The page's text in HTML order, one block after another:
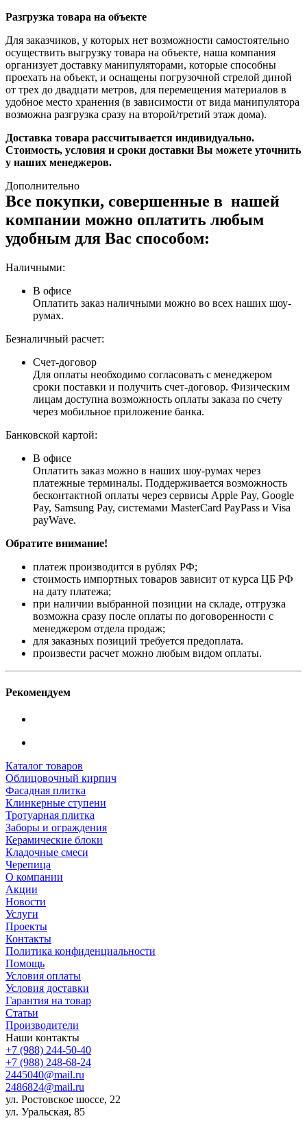
Разгрузка товара на объекте
Для заказчиков, у которых нет возможности самостоятельно
осуществить выгрузку товара на объекте, наша компания
организует доставку манипуляторами, которые способны
проехать на объект, и оснащены погрузочной стрелой диной
от трех до двадцати метров, для перемещения материалов в
удобное место хранения (в зависимости от вида манипулятора
возможна разгрузка сразу на второй/третий этаж дома).
Доставка товара рассчитывается индивидуально.
Стоимость, условия и сроки доставки Вы можете уточнить
у наших менеджеров.
Дополнительно
Все покупки, совершенные в нашей
компании можно оплатить любым
удобным для Вас способом:
Наличными:
В офисе
Оплатить заказ наличными можно во всех наших шоу-
румах.
Безналичный расчет:
Счет-договор
Для оплаты необходимо согласовать с менеджером
сроки поставки и получить счет-договор. Физическим
лицам доступна возможность оплаты заказа по счету
через мобильное приложение банка.
Банковской картой:
В офисе
Оплатить заказ можно в наших шоу-румах через
платежные терминалы. Поддерживается возможность
бесконтактной оплаты через сервисы Apple Pay, Google
Pay, Samsung Pay, системами MasterCard PayPass и Visa
payWave.
Обратите внимание!
платеж производится в рублях РФ;
стоимость импортных товаров зависит от курса ЦБ РФ
на дату платежа;
при наличии выбранной позиции на складе, отгрузка
возможна сразу после оплаты по договоренности с
менеджером отдела продаж;
для заказных позиций требуется предоплата.
произвести расчет можно любым видом оплаты.
Рекомендуем
Каталог товаров
Облицовочный кирпич
Фасадная плитка
Клинкерные ступени
Тротуарная плитка
Заборы и ограждения
Керамические блоки
Кладочные смеси
Черепица
О компании
Акции
Новости
Услуги
Проекты
Контакты
Политика конфиденциальности
Помощь
Условия оплаты
Условия доставки
Гарантия на товар
Статьи
Производители
Наши контакты
+7 (988) 244-50-40
+7 (988) 248-68-24
2445040@mail.ru
2486824@mail.ru
ул. Ростовское шоссе, 22
ул. Уральская, 85